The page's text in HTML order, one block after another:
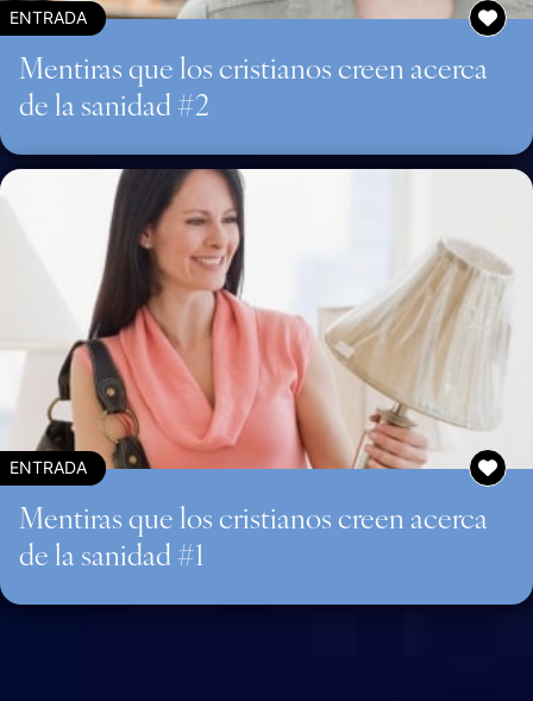
ENTRADA
Mentiras que los cristianos creen acerca
de la sanidad #2
ENTRADA
Mentiras que los cristianos creen acerca
de la sanidad #1